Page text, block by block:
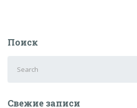
Поиск
for:
Свежие записи